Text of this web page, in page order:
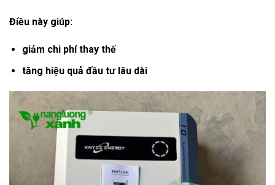
Điều này giúp:
giảm chi phí thay thế
tăng hiệu quả đầu tư lâu dài